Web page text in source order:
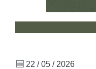
22 / 05 / 2026